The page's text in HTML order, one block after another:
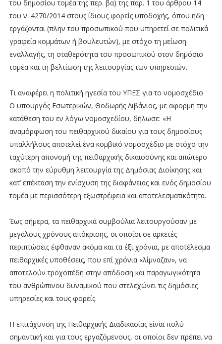
του δημοσίου τομέα της περ. βα) της παρ. 1 του άρθρου 14
του ν. 4270/2014 στους ίδιους φορείς υποδοχής, όπου ήδη
εργάζονται (πλην του προσωπικού που υπηρετεί σε πολιτικά
γραφεία κομμάτων ή βουλευτών), με στόχο τη μείωση
εναλλαγής, τη σταθερότητα του προσωπικού στον δημόσιο
τομέα και τη βελτίωση της λειτουργίας των υπηρεσιών.
Τι αναφέρει η πολιτική ηγεσία του ΥΠΕΣ για το νομοσχέδιο
Ο υπουργός Εσωτερικών, Θοδωρής Λιβάνιος, με αφορμή την
κατάθεση του εν λόγω νομοσχεδίου, δήλωσε: «Η
αναμόρφωση του πειθαρχικού δικαίου για τους δημοσίους
υπαλλήλους αποτελεί ένα κομβικό νομοσχέδιο με στόχο την
ταχύτερη απονομή της πειθαρχικής δικαιοσύνης και απώτερο
σκοπό την εύρυθμη λειτουργία της Δημόσιας Διοίκησης και
κατ’ επέκταση την ενίσχυση της διαφάνειας και ενός δημοσίου
τομέα με περισσότερη εξωστρέφεια και αποτελεσματικότητα.
Έως σήμερα, τα πειθαρχικά συμβούλια λειτουργούσαν με
μεγάλους χρόνους απόκρισης, οι οποίοι σε αρκετές
περιπτώσεις έφθαναν ακόμα και τα έξι χρόνια, με αποτέλεσμα
πειθαρχικές υποθέσεις, που επί χρόνια «λίμναζαν», να
αποτελούν τροχοπέδη στην απόδοση και παραγωγικότητα
του ανθρώπινου δυναμικού που στελεχώνει τις δημόσιες
υπηρεσίες και τους φορείς.
Η επιτάχυνση της Πειθαρχικής Διαδικασίας είναι πολύ
σημαντική και για τους εργαζόμενους, οι οποίοι δεν πρέπει να